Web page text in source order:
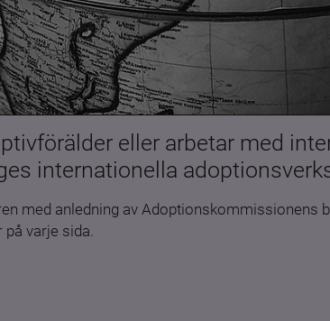
eller arbetar med
internationella
med anledning av Adoptionskommissionens
varje sida.